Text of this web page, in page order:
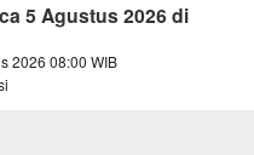
5 Agustus 2026 di
2026 08:00 WIB